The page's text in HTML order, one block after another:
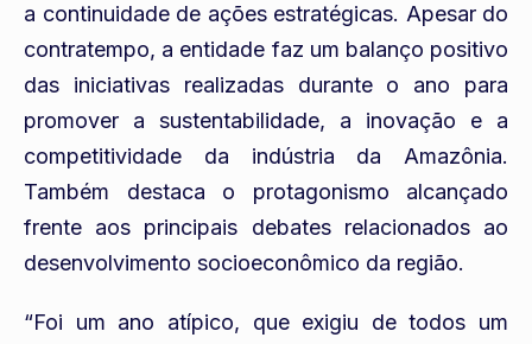
a continuidade de ações estratégicas. Apesar do
contratempo, a entidade faz um balanço positivo
das iniciativas realizadas durante o ano para
promover a sustentabilidade, a inovação e a
competitividade da indústria da Amazônia.
Também destaca o protagonismo alcançado
frente aos principais debates relacionados ao
desenvolvimento socioeconômico da região.
“Foi um ano atípico, que exigiu de todos um